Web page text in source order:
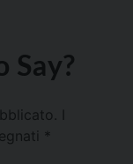
Say?
*